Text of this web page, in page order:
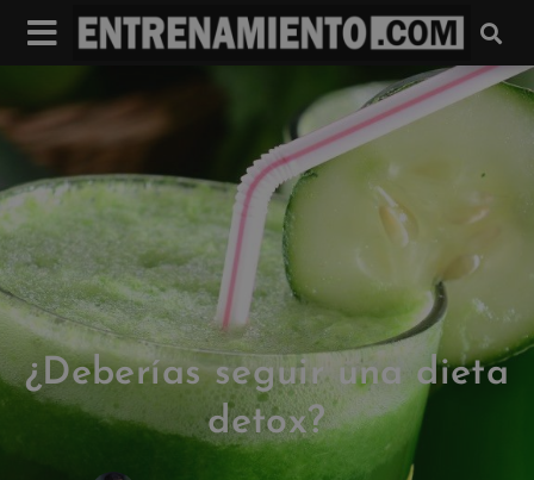
¿Deberías seguir una dieta
detox?